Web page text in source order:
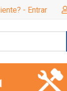
- Entrar